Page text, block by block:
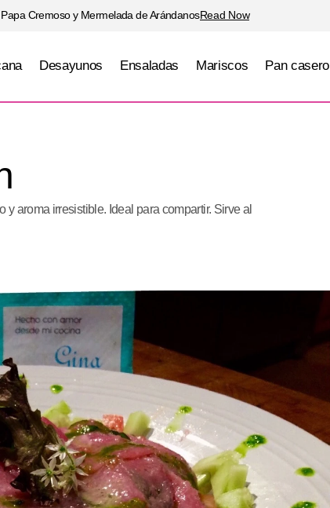
Cremoso y Mermelada de ArándanosRead Now
Desayunos Ensaladas Mariscos Pan casero
aroma irresistible. Ideal para compartir. Sirve al